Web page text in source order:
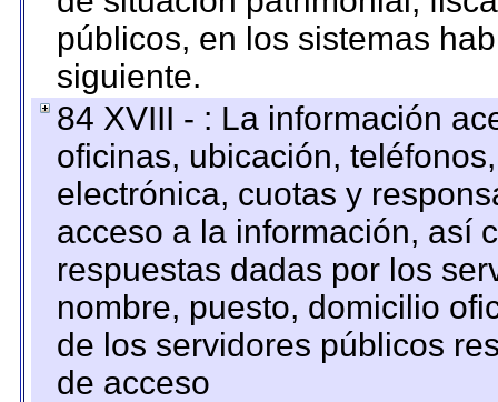
públicos, en los sistemas
siguiente.
84 XVIII - : La información
oficinas, ubicación,
electrónica, cuotas y
acceso a la información, así
respuestas dadas por los
nombre, puesto, domicilio
de los servidores públicos
de acceso